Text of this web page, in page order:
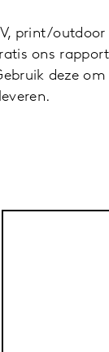
print/
ons
deze